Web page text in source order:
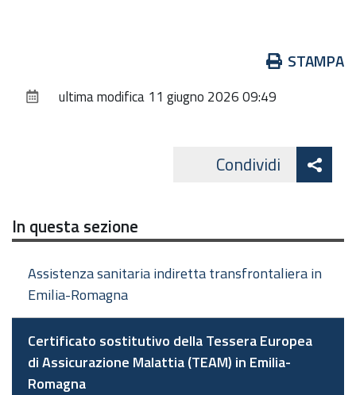
documento
STAMPA
ultima modifica 11 giugno 2026 09:49
Condividi
In questa sezione
Assistenza sanitaria indiretta transfrontaliera in
Emilia-Romagna
Certificato sostitutivo della Tessera Europea
di Assicurazione Malattia (TEAM) in Emilia-
Romagna